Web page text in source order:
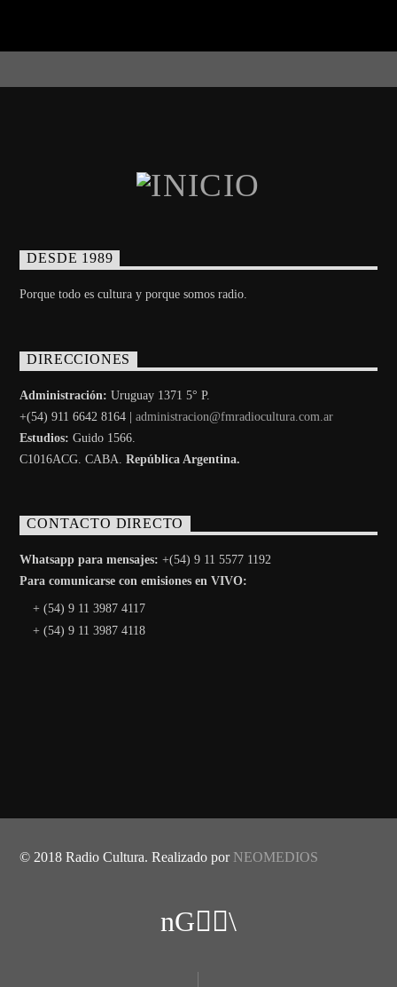
DESDE 1989
Porque todo es cultura y porque somos radio.
DIRECCIONES
Administración: Uruguay 1371 5° P.
+(54) 911 6642 8164 |administracion@fmradiocultura.com.ar
Estudios: Guido 1566.
C1016ACG . CABA.República Argentina.
CONTACTO DIRECTO
Whatsapp para mensajes: +(54) 9 11 5577 1192
Para comunicarse con emisiones en VIVO:
+ (54) 9 11 3987 4117
+ (54) 9 11 3987 4118
© 2018 Radio Cultura. Realizado por NEOMEDIOS